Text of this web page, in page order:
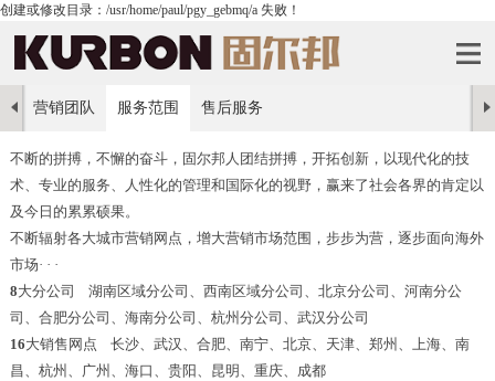
创建或修改目录：/usr/home/paul/pgy_gebmq/a 失败！
营销团队 服务范围 售后服务
不断的拼搏，不懈的奋斗，固尔邦人团结拼搏，开拓创新，以现代化的技
术、专业的服务、人性化的管理和国际化的视野，赢来了社会各界的肯定以
及今日的累累硕果。
不断辐射各大城市营销网点，增大营销市场范围，步步为营，逐步面向海外
市场· · ·
8大分公司 湖南区域分公司、西南区域分公司、北京分公司、河南分公
司、合肥分公司、海南分公司、杭州分公司、武汉分公司
16大销售网点 长沙、武汉、合肥、南宁、北京、天津、郑州、上海、南
昌、杭州、广州、海口、贵阳、昆明、重庆、成都